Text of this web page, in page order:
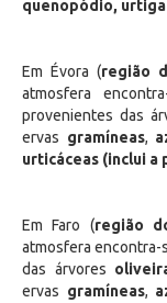
quenopódio, urtiga
Em Évora (região
atmosfera
provenientes das
ervas gramíneas,
urticáceas (inclui a
Em Faro (região
atmosfera encontra-
das árvores
ervas gramíneas,